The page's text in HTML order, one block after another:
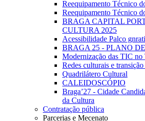
Reequipamento Técnico
Reequipamento Técnico
BRAGA CAPITAL
CULTURA 2025
Acessibilidade Palco
BRAGA 25 - PLANO
Modernização das TIC no
Redes culturais e
Quadrilátero Cultural
CALEIDOSCÓPIO
Braga’27 - Cidade
da Cultura
Contratação pública
Parcerias e Mecenato